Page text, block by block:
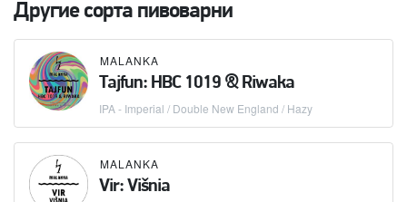
Другие сорта пивоварни
MALANKA
Tajfun: HBC 1019 & Riwaka
IPA - Imperial / Double New England / Hazy
MALANKA
Vir: Višnia